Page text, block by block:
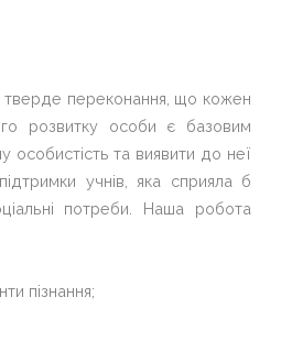
тверде переконання, що кожен
розвитку особи є базовим
особистість та виявити до неї
учнів, яка сприяла б
потреби. Наша робота
пізнання;